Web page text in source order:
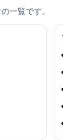
一覧です。